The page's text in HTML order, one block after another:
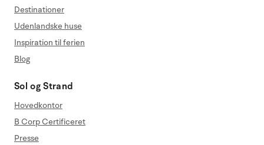
Destinationer
Udenlandske huse
Inspiration til ferien
Blog
Sol og Strand
Hovedkontor
B Corp Certificeret
Presse